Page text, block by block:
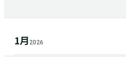
1月 2026